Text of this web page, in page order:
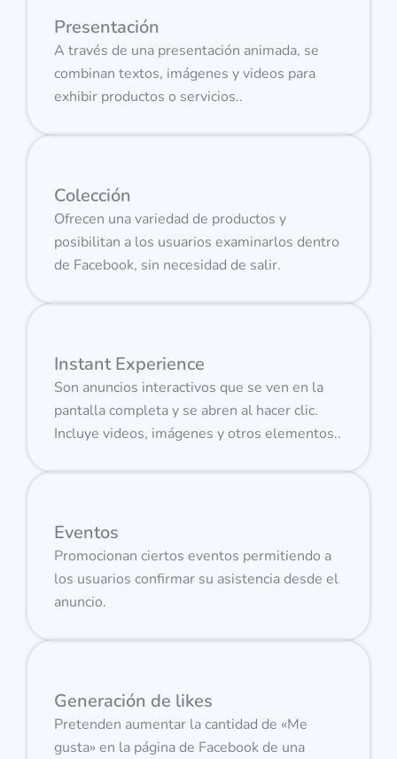
Presentación
A través de una presentación animada, se
combinan textos, imágenes y videos para
exhibir productos o servicios..
Colección
Ofrecen una variedad de productos y
posibilitan a los usuarios examinarlos dentro
de Facebook, sin necesidad de salir.
Instant Experience
Son anuncios interactivos que se ven en la
pantalla completa y se abren al hacer clic.
Incluye videos, imágenes y otros elementos..
Eventos
Promocionan ciertos eventos permitiendo a
los usuarios confirmar su asistencia desde el
anuncio.
Generación de likes
Pretenden aumentar la cantidad de «Me
gusta» en la página de Facebook de una